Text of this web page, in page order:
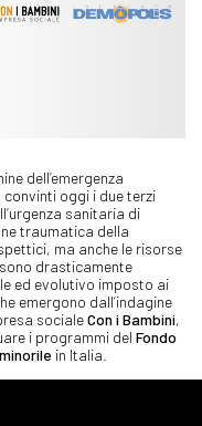
dell’emergenza
oggi i due terzi
sanitaria di
traumatica della
ma anche le risorse
drasticamente
ed evolutivo imposto ai
emergono dall’indagine
socialeCon i Bambini,
i programmi del Fondo
in Italia.